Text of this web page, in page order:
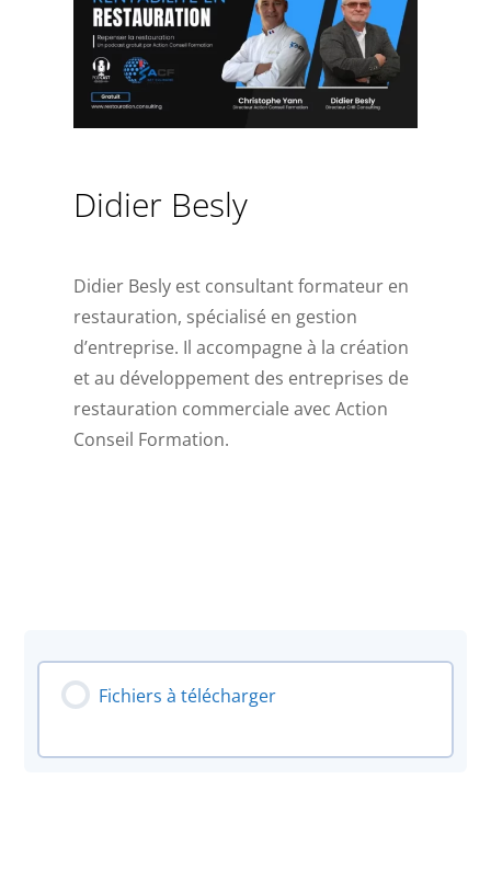
Didier Besly
Didier Besly est consultant formateur en
restauration, spécialisé en gestion
d’entreprise. Il accompagne à la création
et au développement des entreprises de
restauration commerciale avec Action
Conseil Formation.
Fichiers à télécharger